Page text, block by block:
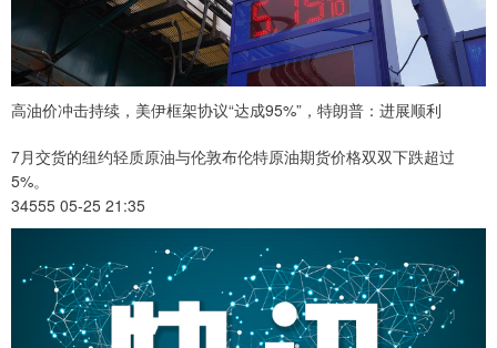
高油价冲击持续，美伊框架协议“达成95%”，特朗普：进展顺利
7月交货的纽约轻质原油与伦敦布伦特原油期货价格双双下跌超过
5%。
34555 05-25 21:35